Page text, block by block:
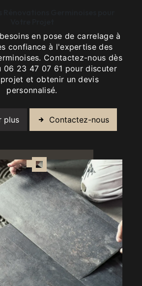
en pose de carrelage à
confiance à l'expertise des
Contactez-nous dès
06 23 47 07 61 pour discuter
et obtenir un devis
personnalisé.
plus Contactez-nous